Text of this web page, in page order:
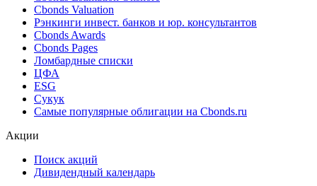
Cbonds Valuation
Рэнкинги инвест. банков и юр. консультантов
Cbonds Awards
Cbonds Pages
Ломбардные списки
ЦФА
ESG
Сукук
Самые популярные облигации на Cbonds.ru
Акции
Поиск акций
Дивидендный календарь